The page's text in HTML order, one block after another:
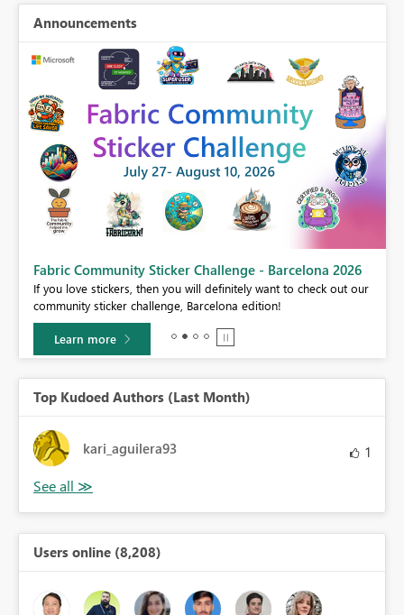
Announcements
Fabric Community Sticker Challenge - Barcelona 2026
If you love stickers, then you will definitely want to check out our
community sticker challenge, Barcelona edition!
Learn more
Top Kudoed Authors (Last Month)
kari_aguilera93 1
Users online (8,208)